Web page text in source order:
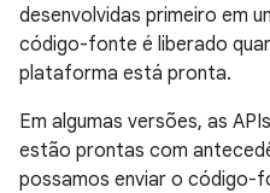
desenvolvidas primeiro em
código-fonte é liberado
plataforma está pronta.
Em algumas versões, as
estão prontas com
possamos enviar o código-